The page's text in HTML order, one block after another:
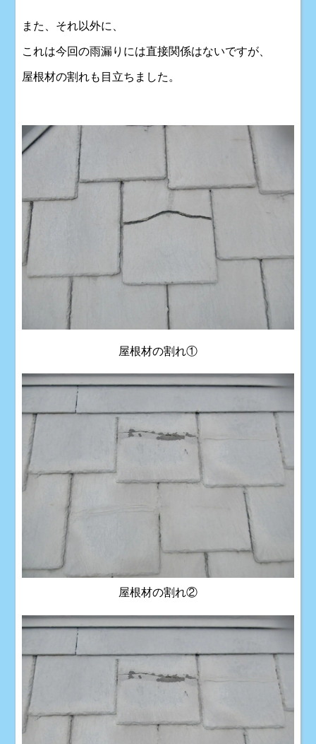
また、それ以外に、
これは今回の雨漏りには直接関係はないですが、
屋根材の割れも目立ちました。
屋根材の割れ①
屋根材の割れ②